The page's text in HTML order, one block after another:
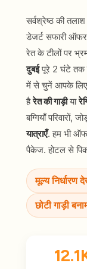
सर्वश्रेष्ठ की
डेजर्ट सफारी
रेत के टीलों पर
दुबईपूरे 2 घंटे तक
में से चुनें आपके
हैरेत की गाड़ीया
बग्गियाँ
यात्राएँ. हम भी
पैकेज. होटल से
मूल्य निर्धारण
छोटी गाड़ी